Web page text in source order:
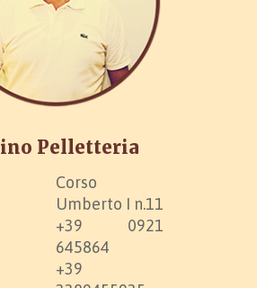
Pelletteria
Corso
Umberto I n.11
+39 0921
645864
+39